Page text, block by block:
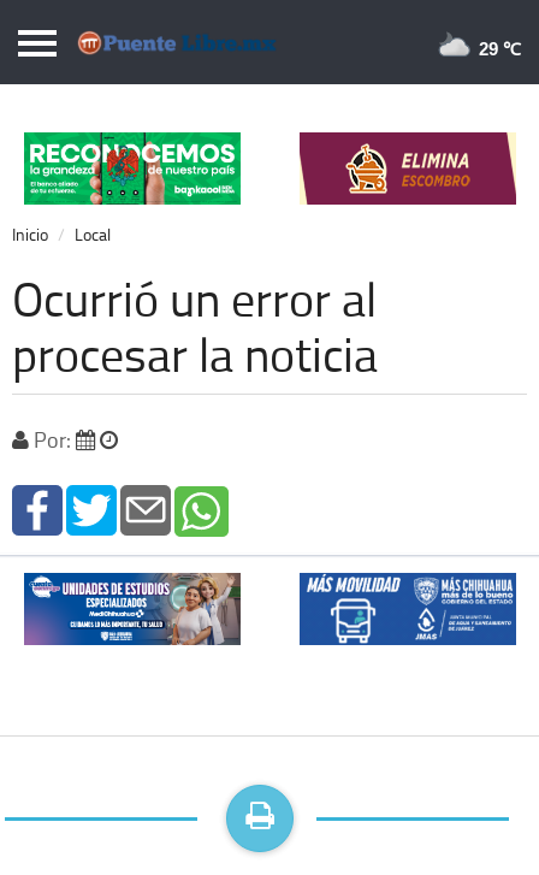
Puentelibre.mx
Local
Nacional
Opinión
Cronos
Economía
Espectáculos
Deportes
Extra +
29 ℃
Inicio Local
Ocurrió un error al
procesar la noticia
Por: